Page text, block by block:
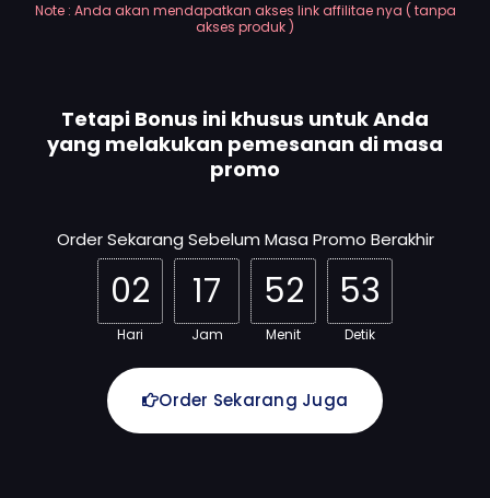
Note : Anda akan mendapatkan akses link affilitae nya ( tanpa
akses produk )
Tetapi Bonus ini khusus untuk Anda
yang melakukan pemesanan di masa
promo
Order Sekarang Sebelum Masa Promo Berakhir
02
Hari
17
Jam
52
Menit
52
Detik
Order Sekarang Juga